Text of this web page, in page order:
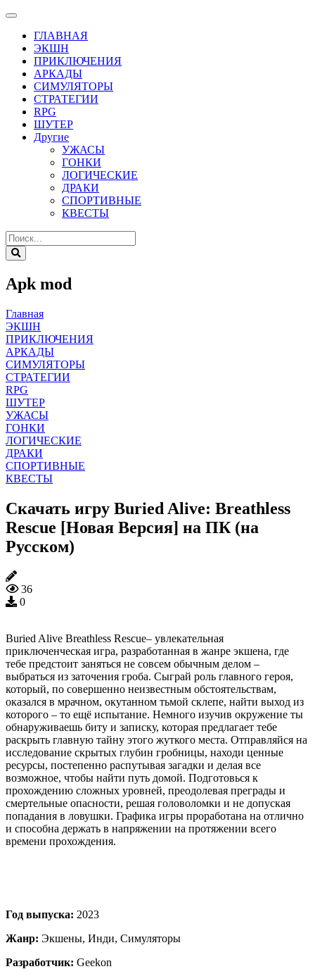
ГЛАВНАЯ
ЭКШН
ПРИКЛЮЧЕНИЯ
АРКАДЫ
СИМУЛЯТОРЫ
СТРАТЕГИИ
RPG
ШУТЕР
Другие
УЖАСЫ
ГОНКИ
ЛОГИЧЕСКИЕ
ДРАКИ
СПОРТИВНЫЕ
КВЕСТЫ
Apk mod
Главная
ЭКШН
ПРИКЛЮЧЕНИЯ
АРКАДЫ
СИМУЛЯТОРЫ
СТРАТЕГИИ
RPG
ШУТЕР
УЖАСЫ
ГОНКИ
ЛОГИЧЕСКИЕ
ДРАКИ
СПОРТИВНЫЕ
КВЕСТЫ
Скачать игру Buried Alive: Breathless
Rescue [Новая Версия] на ПК (на
Русском)
36
0
Buried Alive Breathless Rescue– увлекательная
приключенческая игра, разработанная в жанре экшена, где
тебе предстоит заняться не совсем обычным делом –
выбраться из заточения гроба. Сыграй роль главного героя,
который, по совершенно неизвестным обстоятельствам,
оказался в мрачном, окутанном тьмой склепе, найти выход из
которого – то ещё испытание. Немного изучив окружение ты
обнаруживаешь биту и записку, которая предлагает тебе
раскрыть главную тайну этого жуткого места. Отправляйся на
исследование скрытых глубин гробницы, находи ценные
ресурсы, постепенно распутывая загадки и делая все
возможное, чтобы найти путь домой. Подготовься к
прохождению сложных уровней, преодолевая преграды и
смертельные опасности, решая головоломки и не допуская
попадания в ловушки. Графика игры проработана на отлично
и способна держать в напряжении на протяжении всего
времени прохождения.
Год выпуска: 2023
Жанр: Экшены, Инди, Симуляторы
Разработчик: Geekon